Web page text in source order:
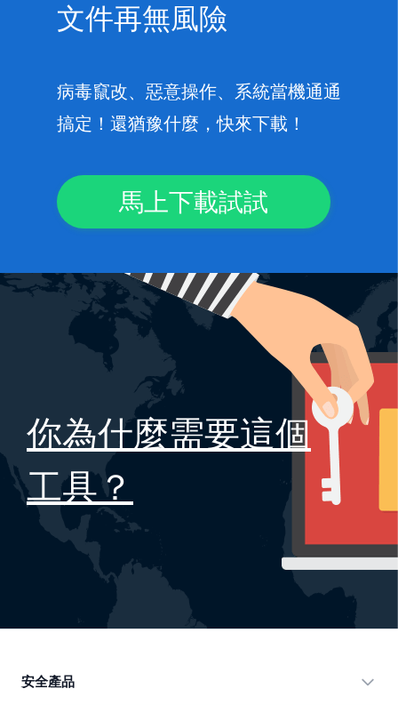
文件再無風險
病毒竄改、惡意操作、系統當機通通
搞定！還猶豫什麼，快來下載！
馬上下載試試
你為什麼需要這個
工具？
安全產品